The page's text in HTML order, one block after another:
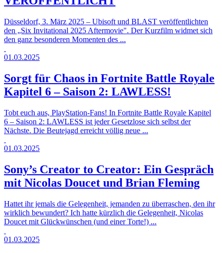
Düsseldorf, 3. März 2025 – Ubisoft und BLAST veröffentlichten
den „Six Invitational 2025 Aftermovie". Der Kurzfilm widmet sich
den ganz besonderen Momenten des ...
01.03.2025
Sorgt für Chaos in Fortnite Battle Royale
Kapitel 6 – Saison 2: LAWLESS!
Tobt euch aus, PlayStation-Fans! In Fortnite Battle Royale Kapitel
6 – Saison 2: LAWLESS ist jeder Gesetzlose sich selbst der
Nächste. Die Beutejagd erreicht völlig neue ...
01.03.2025
Sony’s Creator to Creator: Ein Gespräch
mit Nicolas Doucet und Brian Fleming
Hattet ihr jemals die Gelegenheit, jemanden zu überraschen, den ihr
wirklich bewundert? Ich hatte kürzlich die Gelegenheit, Nicolas
Doucet mit Glückwünschen (und einer Torte!) ...
01.03.2025